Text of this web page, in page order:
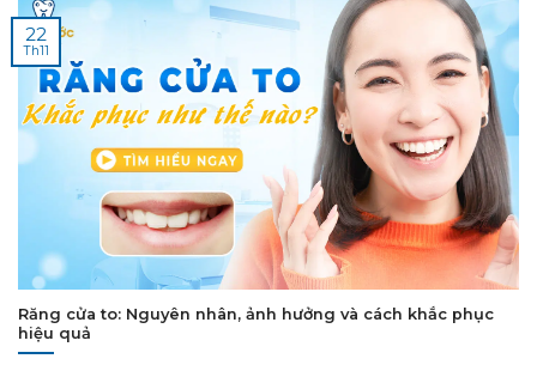
Răng cửa to: Nguyên nhân, ảnh hưởng và cách khắc phục
hiệu quả
22
Th11